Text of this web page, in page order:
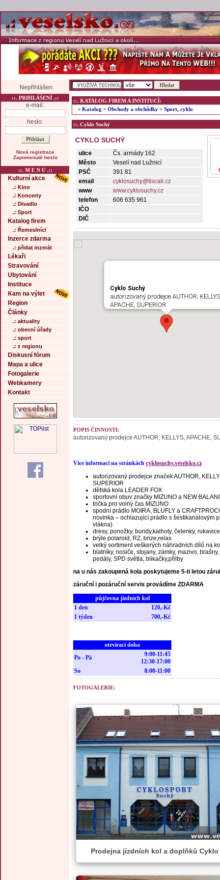
Nepřihlášen
::. PRIHLÁŠENÍ .::
e-mail:
heslo:
Nová registrace
Zapomenuté heslo
::. M E N U .::
Kulturní akce
.: Kino
.: Koncerty
.: Divadlo
.: Sport
Katalog firem
.: Řemeslníci
Inzerce zdarma
.: přidat inzerát
Lékaři
Stravování
Ubytování
Instituce
Kam na výlet
Region
Články
.: aktuality
.: obecní úřady
.: sport
.: z regionu
Diskusní fórum
Mapa a ulice
Fotogalerie
Webkamery
Kontakt
::. KATALOG FIREM A INSTITUCÍ:
> Katalog > Obchody a obchůdky > Sport, cyklo
::. Cyklo Suchý
CYKLO SUCHÝ
ulice
Čs. armády 162
Město
Veselí nad Lužnicí
PSČ
391 81
email
cyklosuchy@tiscali.cz
www
www.cyklosuchy.cz
telefon
606 635 961
IČO
DIČ
Cyklo Suchý
autorizovaný prodejce AUTHOR,
APACHE, SUPERIOR
POPIS ČINNOSTI:
autorizovaný prodejce AUTHOR, KELLYS, APACHE,
Více informací na stránkách cyklosuchy.veselsko.cz
autorizovaný prodejce značek AUTHOR,
SUPERIOR
dětská kola LEADER FOX
sportovní obuv značky MIZUNO a NEW
trička pro volný čas MIZUNO
spodní prádlo MOIRA, BLUFLY a
novinka – ochlazující prádlo s šestikanálovým
vlákna)
dresy, ponožky, bundy,kalhoty, čelenky, rukavice
brýle polaroid, RZ, brize,relax
velký sortiment veškerých náhradních dílů na
blatníky, nosiče, stojany, zámky, mazivo,
pedály, SPD světla, blikačky,přilby
na u nás zakoupená kola poskytujeme 5-ti letou
záruční i pozáruční servis provádíme ZDARMA
půjčovna jízdních kol
1 den
120,-Kč
1 týden
700,-Kč
otevírací doba
Po - Pá
9:00-11:45
12:30-17:00
So
8:00-11:00
FOTOGALERIE:
Prodejna jízdních kol a doplňků Cyklo